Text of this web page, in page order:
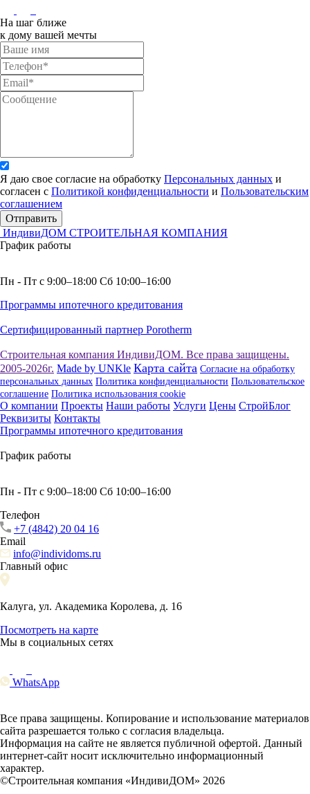
На шаг ближе
к дому вашей мечты
Я даю свое согласие на обработку Персональных данных и
согласен с Политикой конфиденциальности и Пользовательским
соглашением
Отправить
ИндивиДОМ СТРОИТЕЛЬНАЯ КОМПАНИЯ
График работы
Пн - Пт с 9:00–18:00 Сб 10:00–16:00
Программы ипотечного кредитования
Сертифицированный партнер Porotherm
Строительная компания ИндивиДОМ. Все права защищены.
2005-2026г. Made by UNKle Карта сайта Согласие на обработку
персональных данных Политика конфиденциальности Пользовательское
соглашение Политика использования сookie
О компании Проекты Наши работы Услуги Цены СтройБлог
Реквизиты Контакты
Программы ипотечного кредитования
График работы
Пн - Пт с 9:00–18:00 Сб 10:00–16:00
Телефон
+7 (4842) 20 04 16
Email
info@individoms.ru
Главный офис
Калуга, ул. Академика Королева, д. 16
Посмотреть на карте
Мы в социальных сетях
WhatsApp
Все права защищены. Копирование и использование материалов
сайта разрешается только с согласия владельца.
Информация на сайте не является публичной офертой. Данный
интернет-сайт носит исключительно информационный
характер.
©Строительная компания «ИндивиДОМ» 2026